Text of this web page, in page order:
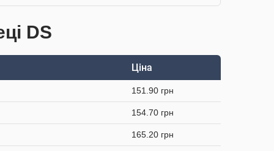
DS
Ціна
151.90 грн
154.70 грн
165.20 грн